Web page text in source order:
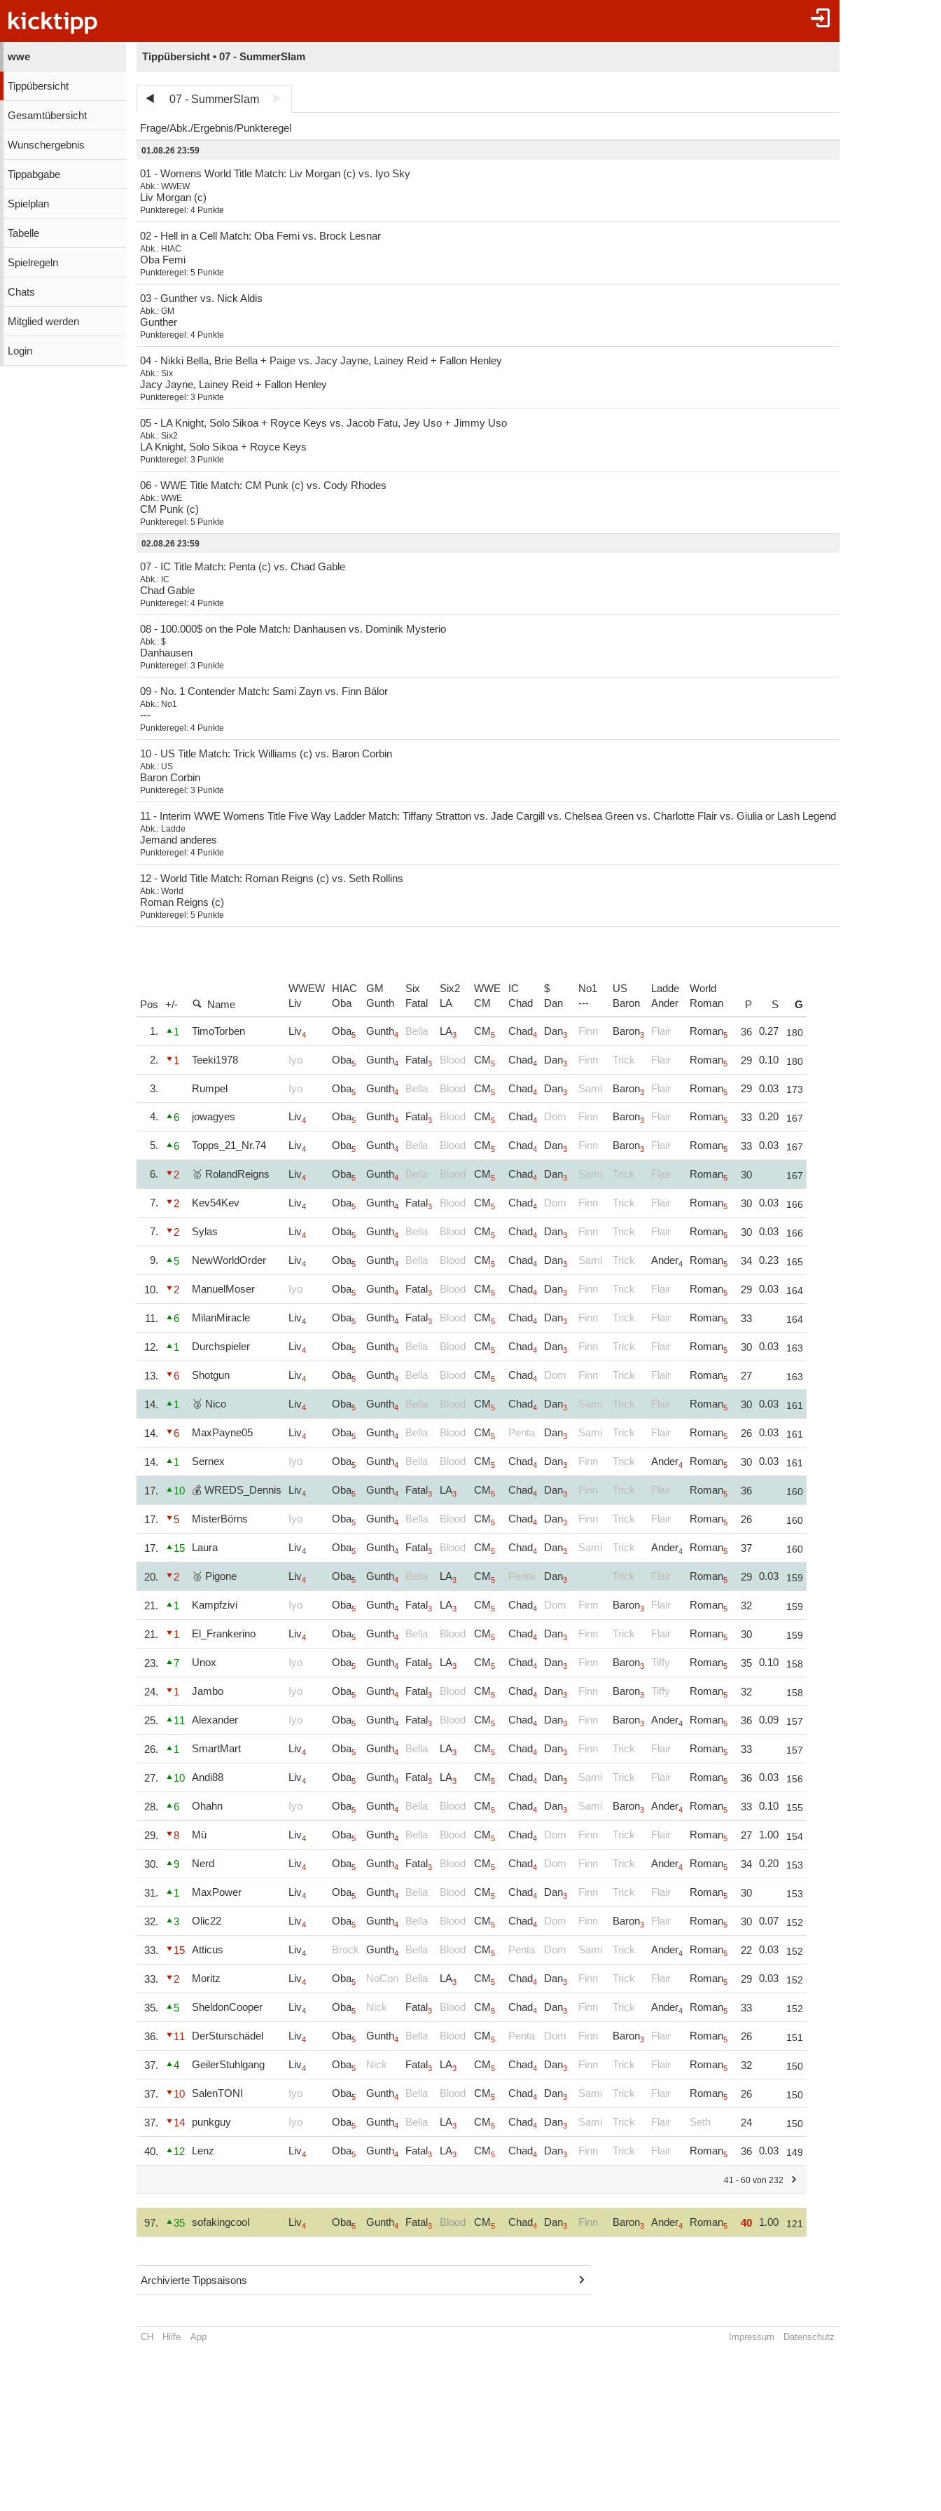
wwe
Tippübersicht
Gesamtübersicht
Wunschergebnis
Tippabgabe
Spielplan
Tabelle
Spielregeln
Chats
Mitglied werden
Login
Tippübersicht • 07 - SummerSlam
07 - SummerSlam
Frage Abk. Ergebnis Punkteregel
01.08.26 23:59
01 - Womens World Title Match: Liv Morgan (c) vs. Iyo Sky
Abk.: WWEW
Liv Morgan (c)
Punkteregel: 4 Punkte
02 - Hell in a Cell Match: Oba Femi vs. Brock Lesnar
Abk.: HIAC
Oba Femi
Punkteregel: 5 Punkte
03 - Gunther vs. Nick Aldis
Abk.: GM
Gunther
Punkteregel: 4 Punkte
04 - Nikki Bella, Brie Bella + Paige vs. Jacy Jayne, Lainey Reid + Fallon Henley
Abk.: Six
Jacy Jayne, Lainey Reid + Fallon Henley
Punkteregel: 3 Punkte
05 - LA Knight, Solo Sikoa + Royce Keys vs. Jacob Fatu, Jey Uso + Jimmy Uso
Abk.: Six2
LA Knight, Solo Sikoa + Royce Keys
Punkteregel: 3 Punkte
06 - WWE Title Match: CM Punk (c) vs. Cody Rhodes
Abk.: WWE
CM Punk (c)
Punkteregel: 5 Punkte
02.08.26 23:59
07 - IC Title Match: Penta (c) vs. Chad Gable
Abk.: IC
Chad Gable
Punkteregel: 4 Punkte
08 - 100.000$ on the Pole Match: Danhausen vs. Dominik Mysterio
Abk.: $
Danhausen
Punkteregel: 3 Punkte
09 - No. 1 Contender Match: Sami Zayn vs. Finn Bálor
Abk.: No1
---
Punkteregel: 4 Punkte
10 - US Title Match: Trick Williams (c) vs. Baron Corbin
Abk.: US
Baron Corbin
Punkteregel: 3 Punkte
11 - Interim WWE Womens Title Five Way Ladder Match: Tiffany Stratton vs. Jade Cargill vs. Chelsea Green vs. Charlotte Flair vs. Giulia or Lash Legend
Abk.: Ladde
Jemand anderes
Punkteregel: 4 Punkte
12 - World Title Match: Roman Reigns (c) vs. Seth Rollins
Abk.: World
Roman Reigns (c)
Punkteregel: 5 Punkte
Pos +/- Name
WWEW
Liv
HIAC
Oba
GM
Gunth
Six
Fatal
Six2
LA
WWE
CM
IC
Chad
$
Dan
No1
---
US
Baron
Ladde
Ander
World
Roman
P S G
1. 1 TimoTorben Liv4 Oba5 Gunth4 Bella LA3 CM 5 Chad4 Dan3 Finn Baron3 Flair Roman5 36 0.27 180
2. 1 Teeki1978 Iyo Oba5 Gunth4 Fatal3 Blood CM 5 Chad4 Dan3 Finn Trick Flair Roman5 29 0.10 180
3. Rumpel Iyo Oba5 Gunth4 Bella Blood CM 5 Chad4 Dan3 Sami Baron3 Flair Roman5 29 0.03 173
4. 6 jowagyes Liv4 Oba5 Gunth4 Fatal3 Blood CM 5 Chad4 Dom Finn Baron3 Flair Roman5 33 0.20 167
5. 6 Topps_21_Nr.74 Liv4 Oba5 Gunth4 Bella Blood CM 5 Chad4 Dan3 Finn Baron3 Flair Roman5 33 0.03 167
6. 2 🥇 RolandReigns Liv4 Oba5 Gunth4 Bella Blood CM 5 Chad4 Dan3 Sami Trick Flair Roman5 30 167
7. 2 Kev54Kev Liv4 Oba5 Gunth4 Fatal3 Blood CM 5 Chad4 Dom Finn Trick Flair Roman5 30 0.03 166
7. 2 Sylas Liv4 Oba5 Gunth4 Bella Blood CM 5 Chad4 Dan3 Finn Trick Flair Roman5 30 0.03 166
9. 5 NewWorldOrder Liv4 Oba5 Gunth4 Bella Blood CM 5 Chad4 Dan3 Sami Trick Ander4 Roman5 34 0.23 165
10. 2 ManuelMoser Iyo Oba5 Gunth4 Fatal3 Blood CM 5 Chad4 Dan3 Finn Trick Flair Roman5 29 0.03 164
11. 6 MilanMiracle Liv4 Oba5 Gunth4 Fatal3 Blood CM 5 Chad4 Dan3 Finn Trick Flair Roman5 33 164
12. 1 Durchspieler Liv4 Oba5 Gunth4 Bella Blood CM 5 Chad4 Dan3 Finn Trick Flair Roman5 30 0.03 163
13. 6 Shotgun Liv4 Oba5 Gunth4 Bella Blood CM 5 Chad4 Dom Finn Trick Flair Roman5 27 163
14. 1 🥉 Nico Liv4 Oba5 Gunth4 Bella Blood CM 5 Chad4 Dan3 Sami Trick Flair Roman5 30 0.03 161
14. 6 MaxPayne05 Liv4 Oba5 Gunth4 Bella Blood CM 5 Penta Dan3 Sami Trick Flair Roman5 26 0.03 161
14. 1 Sernex Iyo Oba5 Gunth4 Bella Blood CM 5 Chad4 Dan3 Finn Trick Ander4 Roman5 30 0.03 161
17. 10 💰 WREDS_Dennis Liv4 Oba5 Gunth4 Fatal3 LA3 CM 5 Chad4 Dan3 Finn Trick Flair Roman5 36 160
17. 5 MisterBörns Iyo Oba5 Gunth4 Bella Blood CM 5 Chad4 Dan3 Finn Trick Flair Roman5 26 160
17. 15 Laura Liv4 Oba5 Gunth4 Fatal3 Blood CM 5 Chad4 Dan3 Sami Trick Ander4 Roman5 37 160
20. 2 🥈 Pigone Liv4 Oba5 Gunth4 Bella LA3 CM 5 Penta Dan3 Trick Flair Roman5 29 0.03 159
21. 1 Kampfzivi Iyo Oba5 Gunth4 Fatal3 LA3 CM 5 Chad4 Dom Finn Baron3 Flair Roman5 32 159
21. 1 El_Frankerino Liv4 Oba5 Gunth4 Bella Blood CM 5 Chad4 Dan3 Finn Trick Flair Roman5 30 159
23. 7 Unox Iyo Oba5 Gunth4 Fatal3 LA3 CM 5 Chad4 Dan3 Finn Baron3 Tiffy Roman5 35 0.10 158
24. 1 Jambo Iyo Oba5 Gunth4 Fatal3 Blood CM 5 Chad4 Dan3 Finn Baron3 Tiffy Roman5 32 158
25. 11 Alexander Iyo Oba5 Gunth4 Fatal3 Blood CM 5 Chad4 Dan3 Finn Baron3 Ander4 Roman5 36 0.09 157
26. 1 SmartMart Liv4 Oba5 Gunth4 Bella LA3 CM 5 Chad4 Dan3 Finn Trick Flair Roman5 33 157
27. 10 Andi88 Liv4 Oba5 Gunth4 Fatal3 LA3 CM 5 Chad4 Dan3 Sami Trick Flair Roman5 36 0.03 156
28. 6 Ohahn Iyo Oba5 Gunth4 Bella Blood CM 5 Chad4 Dan3 Sami Baron3 Ander4 Roman5 33 0.10 155
29. 8 Mü Liv4 Oba5 Gunth4 Bella Blood CM 5 Chad4 Dom Finn Trick Flair Roman5 27 1.00 154
30. 9 Nerd Liv4 Oba5 Gunth4 Fatal3 Blood CM 5 Chad4 Dom Finn Trick Ander4 Roman5 34 0.20 153
31. 1 MaxPower Liv4 Oba5 Gunth4 Bella Blood CM 5 Chad4 Dan3 Finn Trick Flair Roman5 30 153
32. 3 Olic22 Liv4 Oba5 Gunth4 Bella Blood CM 5 Chad4 Dom Finn Baron3 Flair Roman5 30 0.07 152
33. 15 Atticus Liv4 Brock Gunth4 Bella Blood CM 5 Penta Dom Sami Trick Ander4 Roman5 22 0.03 152
33. 2 Moritz Liv4 Oba5 NoCon Bella LA3 CM 5 Chad4 Dan3 Finn Trick Flair Roman5 29 0.03 152
35. 5 SheldonCooper Liv4 Oba5 Nick Fatal3 Blood CM 5 Chad4 Dan3 Finn Trick Ander4 Roman5 33 152
36. 11 DerSturschädel Liv4 Oba5 Gunth4 Bella Blood CM 5 Penta Dom Finn Baron3 Flair Roman5 26 151
37. 4 GeilerStuhlgang Liv4 Oba5 Nick Fatal3 LA3 CM 5 Chad4 Dan3 Finn Trick Flair Roman5 32 150
37. 10 SalenTONI Iyo Oba5 Gunth4 Bella Blood CM 5 Chad4 Dan3 Sami Trick Flair Roman5 26 150
37. 14 punkguy Iyo Oba5 Gunth4 Bella LA3 CM 5 Chad4 Dan3 Sami Trick Flair Seth 24 150
40. 12 Lenz Liv4 Oba5 Gunth4 Fatal3 LA3 CM 5 Chad4 Dan3 Finn Trick Flair Roman5 36 0.03 149
41 - 60 von 232
97. 35 sofakingcool Liv4 Oba5 Gunth4 Fatal3 Blood CM 5 Chad4 Dan3 Finn Baron3 Ander4 Roman5 40 1.00 121
Archivierte Tippsaisons
CH Hilfe App Impressum Datenschutz